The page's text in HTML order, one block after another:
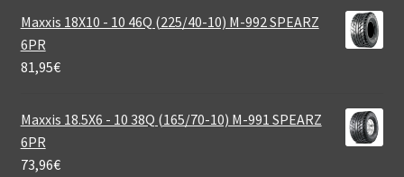
Maxxis 18X10 - 10 46Q (225/40-10) M-992 SPEARZ
6PR
81,95€
Maxxis 18.5X6 - 10 38Q (165/70-10) M-991 SPEARZ
6PR
73,96€